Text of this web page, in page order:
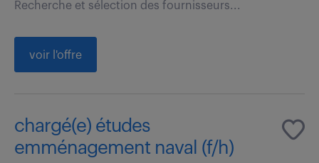
Recherche et sélection des fournisseurs...
voir l'offre
chargé(e) études
emménagement naval (f/h)